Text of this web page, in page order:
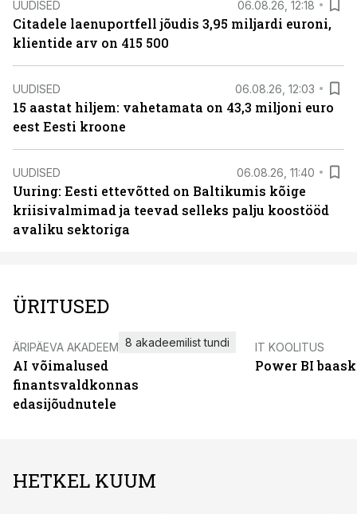
UUDISED 06.08.26, 12:18
Citadele laenuportfell jõudis 3,95 miljardi euroni,
klientide arv on 415 500
UUDISED 06.08.26, 12:03
15 aastat hiljem: vahetamata on 43,3 miljoni euro
eest Eesti kroone
UUDISED 06.08.26, 11:40
Uuring: Eesti ettevõtted on Baltikumis kõige
kriisivalmimad ja teevad selleks palju koostööd
avaliku sektoriga
ÜRITUSED
ÄRIPÄEVA AKADEEMIA
AI võimalused
finantsvaldkonnas
edasijõudnutele
8 akadeemilist tundi IT KOOLITUS
Power BI
HETKEL KUUM